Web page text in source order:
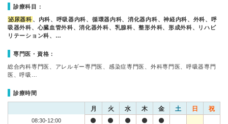
診療科目：
泌尿器科 、内科、呼吸器内科、循環器内科、消化器内科、神経内科、外科、呼
吸器外科、心臓血管外科、消化器外科、乳腺科、整形外科、形成外科、リハビ
リテーション科、…
専門医・資格：
総合内科専門医、アレルギー専門医、感染症専門医、外科専門医、呼吸器専門
医、呼吸…
診療時間
月 火 水 木 金 土 日 祝
08:30-12:00